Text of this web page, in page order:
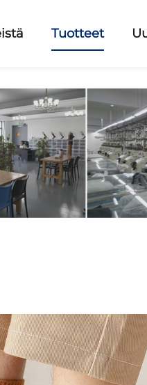
Tuotteet